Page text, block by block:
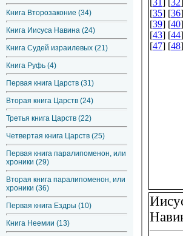
Книга Второзаконие (34)
Книга Иисуса Навина (24)
Книга Судей израилевых (21)
Книга Руфь (4)
Первая книга Царств (31)
Вторая книга Царств (24)
Третья книга Царств (22)
Четвертая книга Царств (25)
Первая книга паралипоменон, или
хроники (29)
Вторая книга паралипоменон, или
хроники (36)
Первая книга Ездры (10)
Книга Неемии (13)